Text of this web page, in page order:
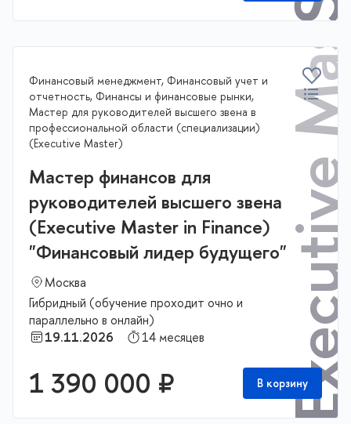
Финансовый менеджмент, Финансовый учет и
отчетность, Финансы и финансовые рынки,
Мастер для руководителей высшего звена в
профессиональной области (специализации)
(Executive Master)
Мастер финансов для
руководителей высшего звена
(Executive Master in Finance)
"Финансовый лидер будущего"
Москва
Гибридный (обучение проходит очно и
параллельно в онлайн)
19.11.2026
14 месяцев
1 390 000 ₽ В корзину